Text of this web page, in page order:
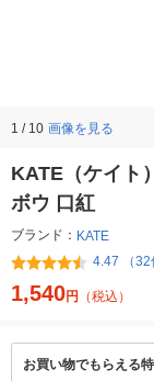
1 / 10 画像を見る
KATE（ケイト
ボウ 口紅
ブランド： KATE
4.47 （32
1,540円 （税込）
お買い物でもらえる